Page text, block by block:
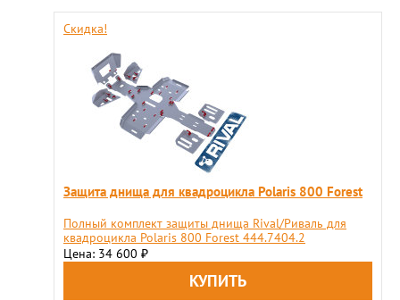
Скидка!
Защита днища для квадроцикла Polaris 800 Forest
Полный комплект защиты днища Rival/Риваль для
квадроцикла Polaris 800 Forest 444.7404.2
Цена: 34 600 ₽